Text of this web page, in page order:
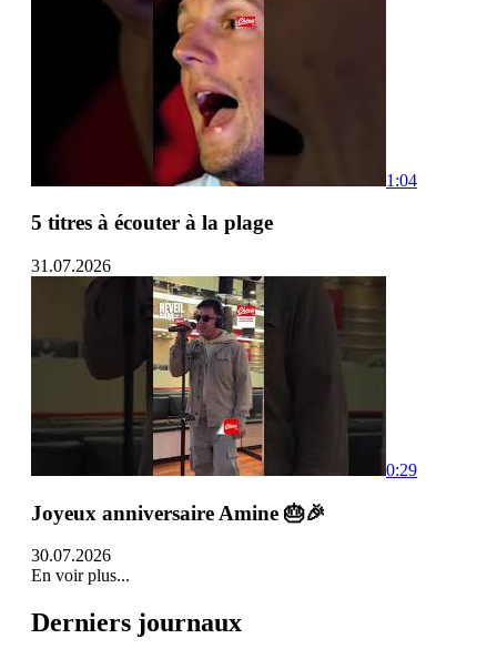
1:04
5 titres à écouter à la plage
31.07.2026
0:29
Joyeux anniversaire Amine 🎂🎉
30.07.2026
En voir plus...
Derniers journaux